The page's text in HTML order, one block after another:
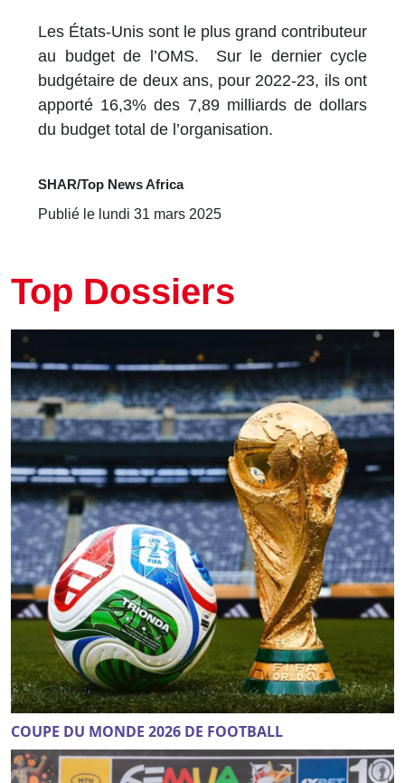
Les États-Unis sont le plus grand contributeur
au budget de l’OMS. Sur le dernier cycle
budgétaire de deux ans, pour 2022-23, ils ont
apporté 16,3% des 7,89 milliards de dollars
du budget total de l’organisation.
SHAR/Top News Africa
Publié le lundi 31 mars 2025
Top Dossiers
COUPE DU MONDE 2026 DE FOOTBALL